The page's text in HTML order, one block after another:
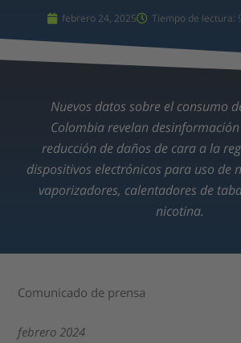
febrero 24, 2025 Tiempo de lectura:
Nuevos datos sobre el consumo
Colombia revelan
reducción de daños de cara a la
dispositivos electrónicos para uso de
vaporizadores, calentadores de
nicotina.
Comunicado de prensa
febrero 2024